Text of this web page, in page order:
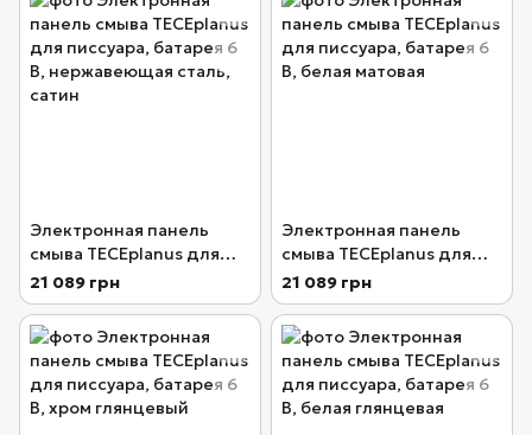
Электронная панель
смыва TECEplanus для
писсуара, батарея 6 В,
нержавеющая сталь,
сатин
21 089 грн
Электронная панель
смыва TECEplanus для
писсуара, батарея 6 В,
белая матовая
21 089 грн